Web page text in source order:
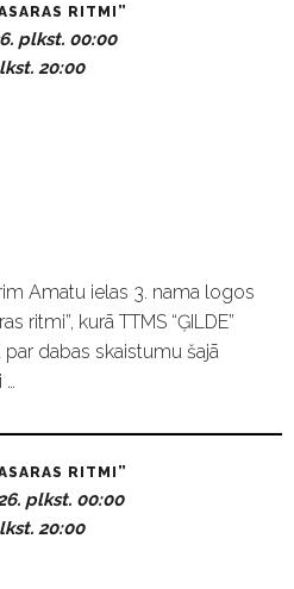
RITMI”
plkst. 00:00
20:00
Amatu ielas 3. nama logos
ritmi”, kurā TTMS “ĢILDE”
dabas skaistumu šajā
…
RITMI”
plkst. 00:00
20:00